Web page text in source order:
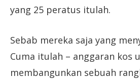
yang 25 peratus itulah.
Sebab mereka saja yang
Cuma itulah – anggaran kos
membangunkan sebuah